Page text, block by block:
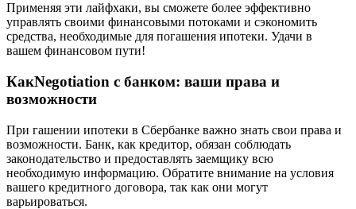
Применяя эти лайфхаки, вы сможете более эффективно
управлять своими финансовыми потоками и сэкономить
средства, необходимые для погашения ипотеки. Удачи в
вашем финансовом пути!
КакNegotiation с банком: ваши права и
возможности
При гашении ипотеки в Сбербанке важно знать свои права и
возможности. Банк, как кредитор, обязан соблюдать
законодательство и предоставлять заемщику всю
необходимую информацию. Обратите внимание на условия
вашего кредитного договора, так как они могут
варьироваться.